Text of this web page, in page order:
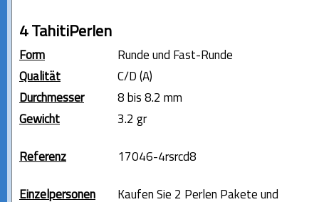
4 TahitiPerlen
Form
Runde und Fast-Runde
Qualität
C/D (A)
Durchmesser
8 bis 8.2 mm
Gewicht
3.2 gr
Referenz 17046-4rsrcd8
Einzelpersonen
Kaufen Sie 2 Perlen Pakete und